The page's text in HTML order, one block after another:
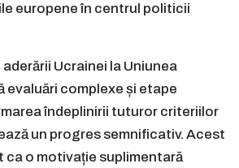
europene în centrul politicii
Ucrainei la Uniunea
evaluări complexe și etape
îndeplinirii tuturor criteriilor
un progres semnificativ. Acest
ca o motivație suplimentară